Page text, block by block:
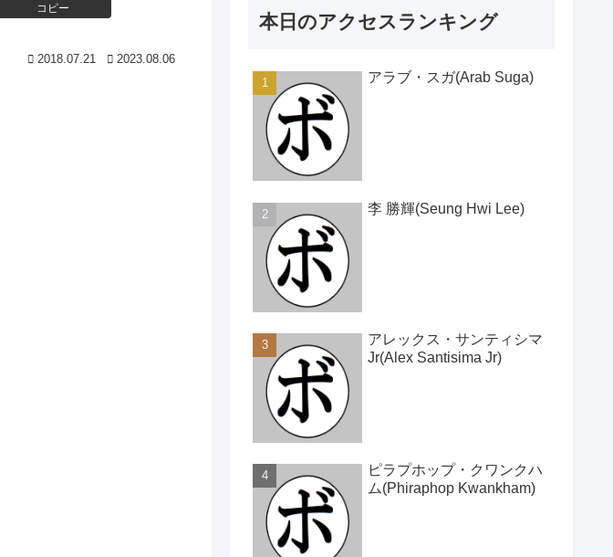
コピー
2018.07.21 2023.08.06
本日のアクセスランキング
アラブ・スガ(Arab Suga)
李 勝輝(Seung Hwi Lee)
アレックス・サンティシマ
Jr(Alex Santisima Jr)
ピラプホップ・クワンクハ
ム(Phiraphop Kwankham)